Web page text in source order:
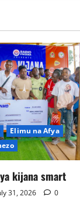
Elimu na Afya
kijana smart
31, 2026 0